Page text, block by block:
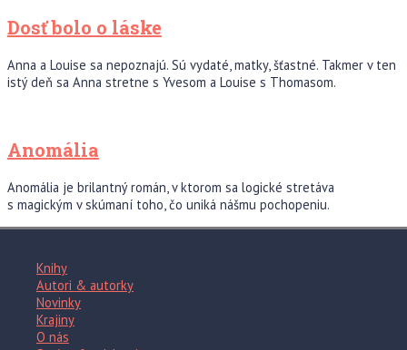
Dosť bolo o láske
Anna a Louise sa nepoznajú. Sú vydaté, matky, šťastné. Takmer v ten
istý deň sa Anna stretne s Yvesom a Louise s Thomasom.
Anomália
Anomália je brilantný román, v ktorom sa logické stretáva
s magickým v skúmaní toho, čo uniká nášmu pochopeniu.
Knihy
Autori & autorky
Novinky
Krajiny
O nás